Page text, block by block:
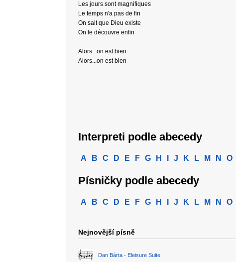
Les jours sont magnifiques
Le temps n'a pas de fin
On sait que Dieu existe
On le découvre enfin
Alors...on est bien
Alors...on est bien
Interpreti podle abecedy
A B C D E F G H J K L M N O
Písničky podle abecedy
A B C D E F G H J K L M N O
Nejnovější písně
Dan Bárta - Eleisure Suite